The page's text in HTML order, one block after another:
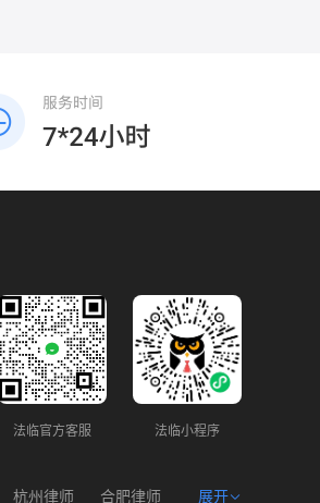
法临官方客服 法临小程序
杭州律师 合肥律师 展开